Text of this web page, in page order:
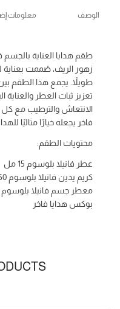
الوصف معلومات
طقم هدايا العناية
زهور الريف، صُممت بعناية
طويلاً. يجمع هذا الطقم
تعزيز ثبات العطر
الانتعاش والترطيب مع
فاخر يجعله خيارًا مثاليًا
محتويات الطقم:
عطر فانيلا بلوسوم 15 مل
كريم يدين فانيلا بلوسوم 50 مل
معطر جسم فانيلا بلوسوم 100 مل
بوكس هدايا فاخر